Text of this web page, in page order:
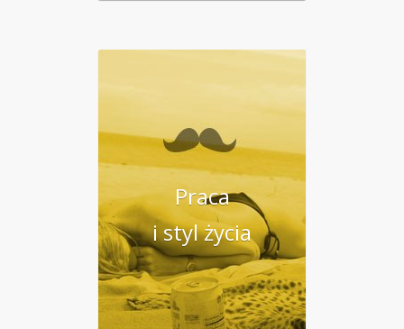
Praca
i styl życia